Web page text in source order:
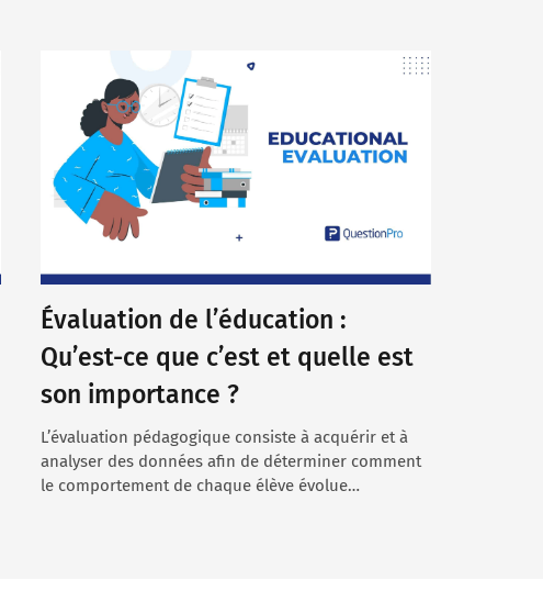
Évaluation de l’éducation :
Qu’est-ce que c’est et quelle est
son importance ?
L’évaluation pédagogique consiste à acquérir et à
analyser des données afin de déterminer comment
le comportement de chaque élève évolue…